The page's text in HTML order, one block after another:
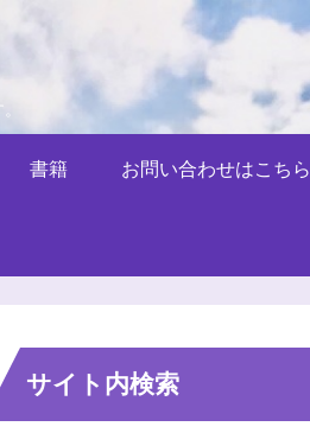
書籍 お問い合わせはこちら
サイト内検索